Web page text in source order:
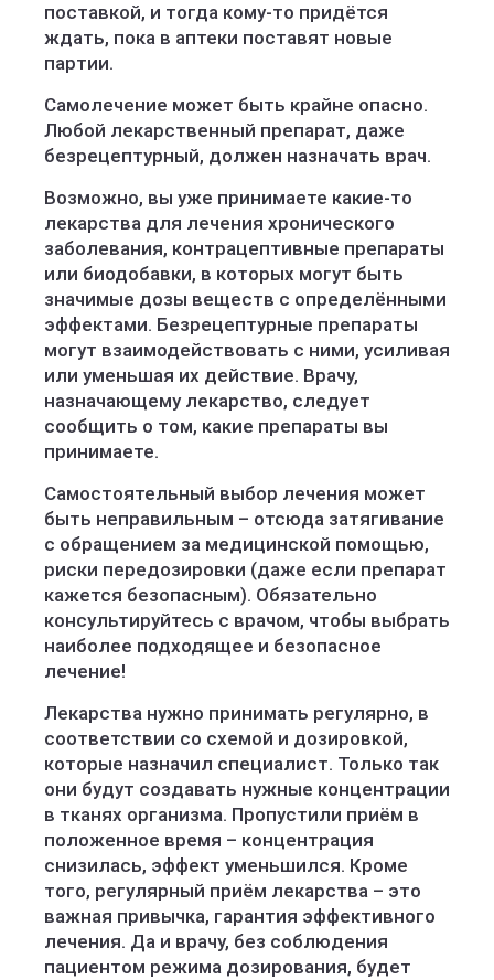
поставкой, и тогда кому-то придётся
ждать, пока в аптеки поставят новые
партии.
Самолечение может быть крайне опасно.
Любой лекарственный препарат, даже
безрецептурный, должен назначать врач.
Возможно, вы уже принимаете какие-то
лекарства для лечения хронического
заболевания, контрацептивные препараты
или биодобавки, в которых могут быть
значимые дозы веществ с определёнными
эффектами. Безрецептурные препараты
могут взаимодействовать с ними, усиливая
или уменьшая их действие. Врачу,
назначающему лекарство, следует
сообщить о том, какие препараты вы
принимаете.
Самостоятельный выбор лечения может
быть неправильным – отсюда затягивание
с обращением за медицинской помощью,
риски передозировки (даже если препарат
кажется безопасным). Обязательно
консультируйтесь с врачом, чтобы выбрать
наиболее подходящее и безопасное
лечение!
Лекарства нужно принимать регулярно, в
соответствии со схемой и дозировкой,
которые назначил специалист. Только так
они будут создавать нужные концентрации
в тканях организма. Пропустили приём в
положенное время – концентрация
снизилась, эффект уменьшился. Кроме
того, регулярный приём лекарства – это
важная привычка, гарантия эффективного
лечения. Да и врачу, без соблюдения
пациентом режима дозирования, будет